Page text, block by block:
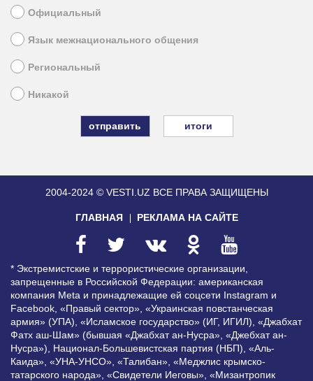
Официальный
Язык межнационального общения
Региональный
Никакой
итоги
2004-2024 © VESTI.UZ ВСЕ ПРАВА ЗАЩИЩЕНЫ
ГЛАВНАЯ РЕКЛАМА НА САЙТЕ
* Экстремистские и террористические организации,
запрещенные в Российской Федерации: американская
компания Meta и принадлежащие ей соцсети Instagram и
Facebook, «Правый сектор», «Украинская повстанческая
армия» (УПА), «Исламское государство» (ИГ, ИГИЛ), «Джабхат
Фатх аш-Шам» (бывшая «Джабхат ан-Нусра», «Джебхат ан-
Нусра»), Национал-Большевистская партия (НБП), «Аль-
Каида», «УНА-УНСО», «Талибан», «Меджлис крымско-
татарского народа», «Свидетели Иеговы», «Мизантропик